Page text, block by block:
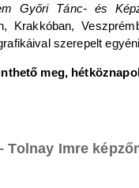
Győri Tánc- és
Krakkóban,
szerepelt
meg,
Tolnay Imre